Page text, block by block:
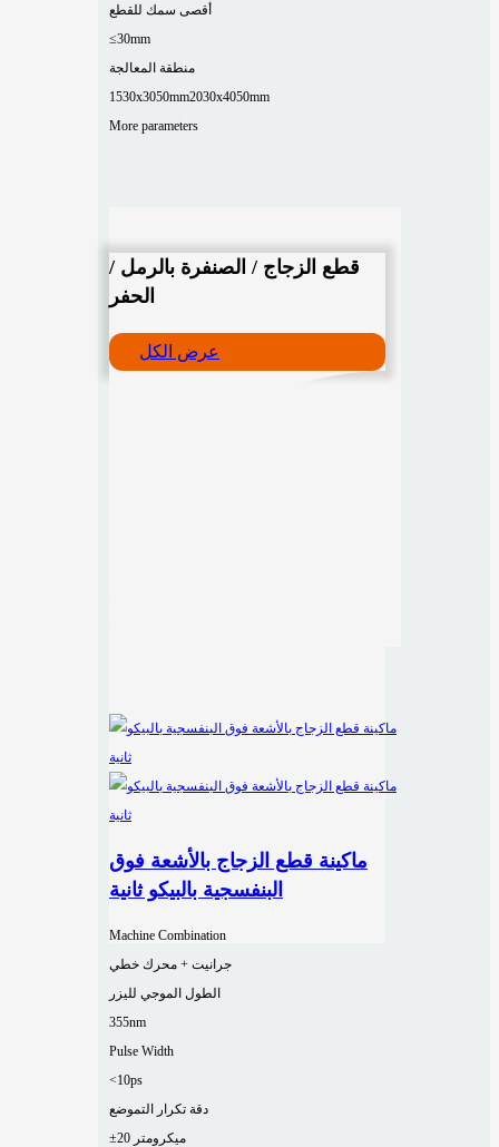
أقصى سمك للقطع
≤30mm
منطقة المعالجة
1530x3050mm2030x4050mm
More parameters
قطع الزجاج / الصنفرة بالرمل /
الحفر
عرض الكل
ماكينة قطع الزجاج بالأشعة فوق
البنفسجية بالبيكو ثانية
Machine Combination
جرانيت + محرك خطي
الطول الموجي لليزر
355nm
Pulse Width
<10ps
دقة تكرار التموضع
±20 ميكرومتر